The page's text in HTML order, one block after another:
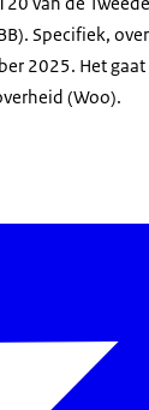
Specifiek,
2025. Het
(Woo).